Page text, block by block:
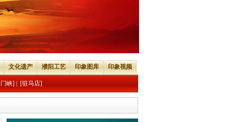
文化遗产 濮阳工艺 印象图库 印象视频
峡] [驻马店]